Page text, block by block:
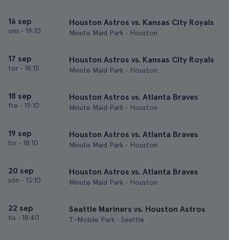
16 sep
ons • 19:10
Houston Astros vs. Kansas City Royals
Minute Maid Park • Houston
17 sep
tor • 18:15
Houston Astros vs. Kansas City Royals
Minute Maid Park • Houston
18 sep
fre • 19:10
Houston Astros vs. Atlanta Braves
Minute Maid Park • Houston
19 sep
lör • 18:10
Houston Astros vs. Atlanta Braves
Minute Maid Park • Houston
20 sep
sön • 13:10
Houston Astros vs. Atlanta Braves
Minute Maid Park • Houston
22 sep
tis • 18:40
Seattle Mariners vs. Houston Astros
T-Mobile Park • Seattle